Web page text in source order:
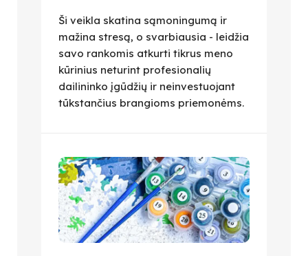
Ši veikla skatina sąmoningumą ir
mažina stresą, o svarbiausia - leidžia
savo rankomis atkurti tikrus meno
kūrinius neturint profesionalių
dailininko įgūdžių ir neinvestuojant
tūkstančius brangioms priemonėms.